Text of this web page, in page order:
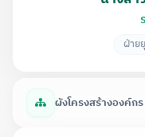
ฝ่าย
ผังโครงสร้างองค์กร